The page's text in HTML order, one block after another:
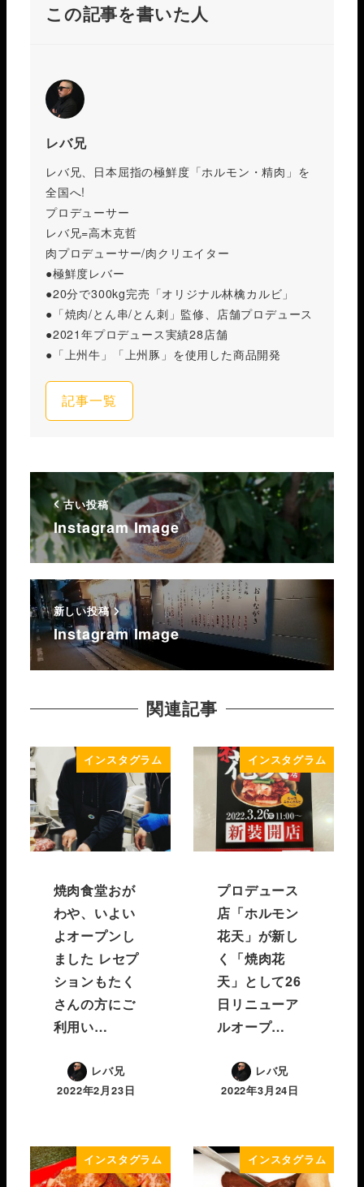
この記事を書いた人
レバ兄
レバ兄、日本屈指の極鮮度「ホルモン・精肉」を
全国へ!
プロデューサー
レバ兄=高木克哲
肉プロデューサー/肉クリエイター
●極鮮度レバー
●20分で300kg完売「オリジナル林檎カルビ」
●「焼肉/とん串/とん刺」監修、店舗プロデュース
●2021年プロデュース実績28店舗
●「上州牛」「上州豚」を使用した商品開発
記事一覧
古い投稿
Instagram Image
新しい投稿
Instagram Image
関連記事
インスタグラム
焼肉食堂おが
わや、いよい
よオープンし
ました レセプ
ションもたく
さんの方にご
利用い…
レバ兄
2022年2月23日
インスタグラム
プロデュース
店「ホルモン
花天」が新し
く「焼肉花
天」として26
日リニューア
ルオープ…
レバ兄
2022年3月24日
インスタグラム インスタグラム